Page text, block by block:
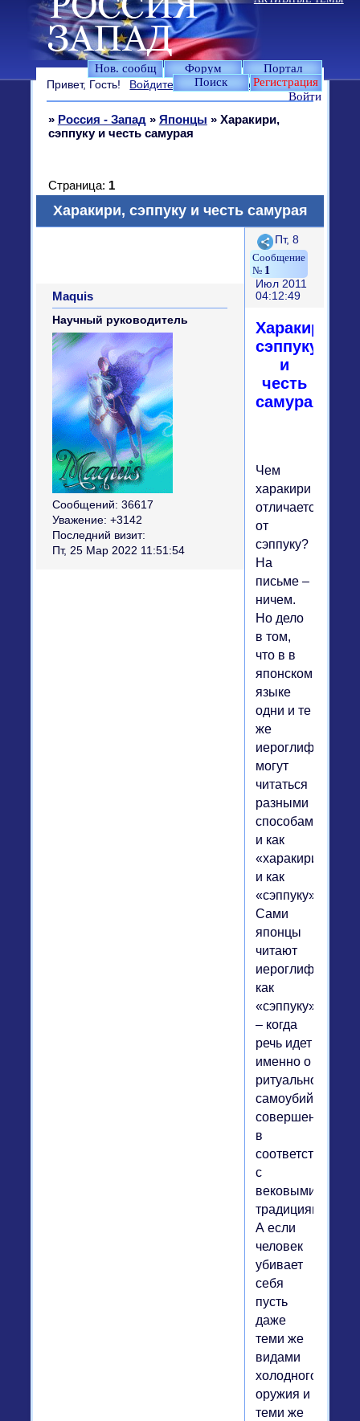
Нов. сообщ Форум
Портал
Поиск
Регистрация
Войти
Привет, Гость! Войдите илизарегистрируйтесь.
» Россия - Запад » Японцы » Харакири,
сэппуку и честь самурая
Харакири, сэппуку и честь самурая
Страница: 1
Поделиться
1
Пт, 8
Июл 2011
04:12:49
Maquis
Научный руководитель
Сообщений: 36617
Уважение: +3142
Последний визит:
Пт, 25 Мар 2022 11:51:54
Харакири,
сэппуку
и
честь
самурая
Чем
харакири
отличается
от
сэппуку?
На
письме –
ничем.
Но дело
в том,
что в в
японском
языке
одни и те
же
иероглифы
могут
читаться
разными
способами:
и как
«харакири»,
и как
«сэппуку».
Сами
японцы
читают
иероглифы
как
«сэппуку»
– когда
речь идет
именно о
ритуальном
самоубийстве,
совершенном
в
соответствии
с
вековыми
традициями.
А если
человек
убивает
себя
пусть
даже
теми же
видами
холодного
оружия и
теми же